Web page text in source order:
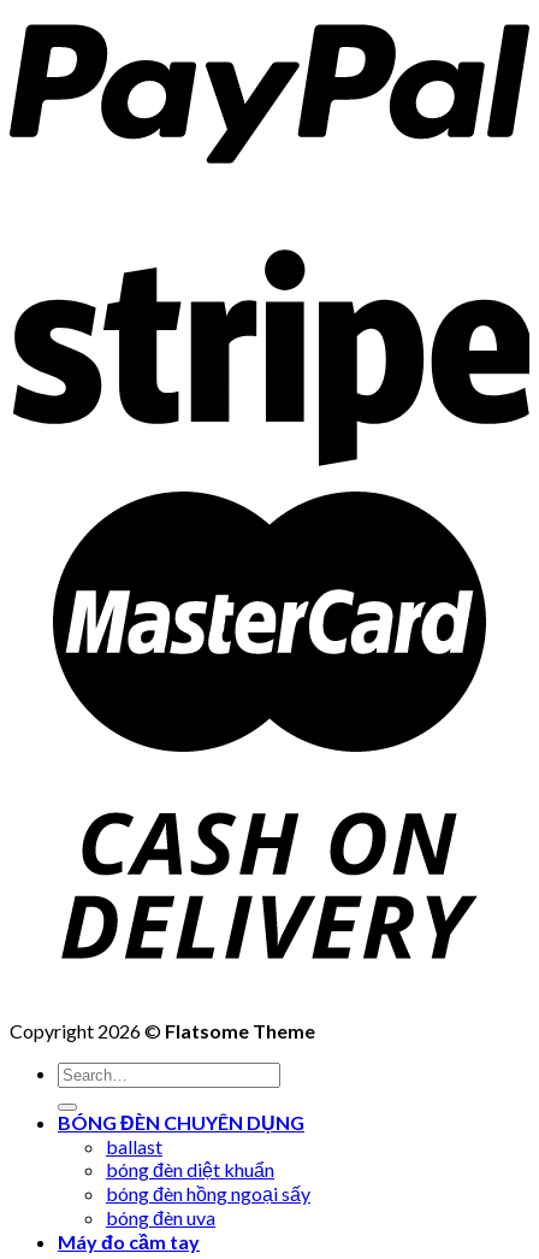
Copyright 2026 © Flatsome Theme
Search
for:
BÓNG ĐÈN CHUYÊN DỤNG
ballast
bóng đèn diệt khuẩn
bóng đèn hồng ngoại sấy
bóng đèn uva
Máy đo cầm tay